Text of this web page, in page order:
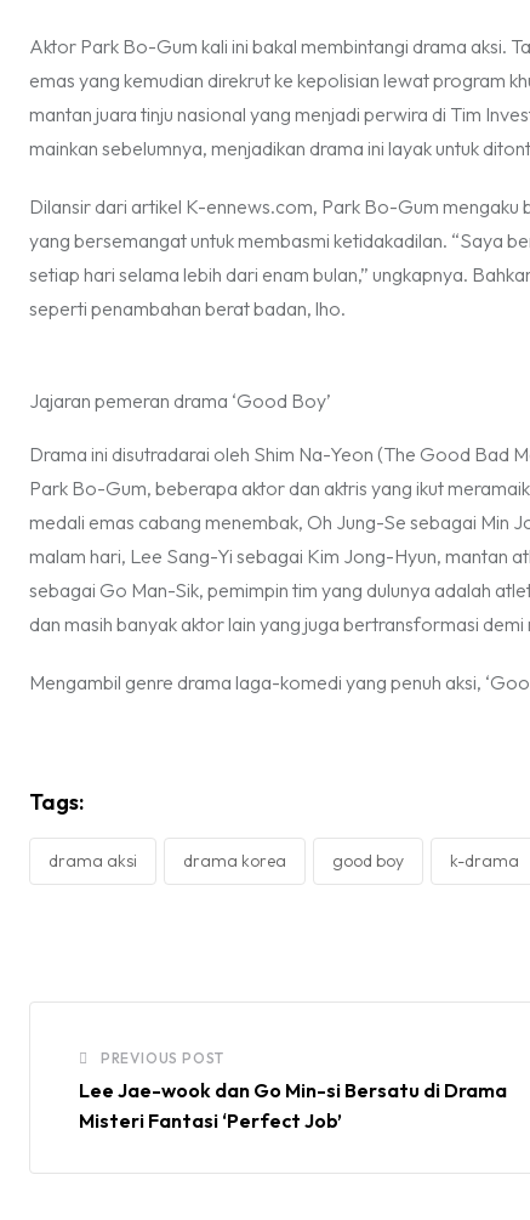
Aktor Park Bo-Gum kali ini bakal membintangi drama aksi.
emas yang kemudian direkrut ke kepolisian lewat program
mantan juara tinju nasional yang menjadi perwira di Tim
mainkan sebelumnya, menjadikan drama ini layak untuk
Dilansir dari artikel K-ennews.com, Park Bo-Gum mengaku
yang bersemangat untuk membasmi ketidakadilan. “Saya
setiap hari selama lebih dari enam bulan,” ungkapnya.
seperti penambahan berat badan, lho.
Jajaran pemeran drama ‘Good Boy’
Drama ini disutradarai oleh Shim Na-Yeon (The Good Bad
Park Bo-Gum, beberapa aktor dan aktris yang ikut
medali emas cabang menembak, Oh Jung-Se sebagai Min
malam hari, Lee Sang-Yi sebagai Kim Jong-Hyun, mantan
sebagai Go Man-Sik, pemimpin tim yang dulunya adalah
dan masih banyak aktor lain yang juga bertransformasi
Mengambil genre drama laga-komedi yang penuh aksi,
Tags:
drama aksi drama korea good boy k-drama
PREVIOUS POST
Lee Jae-wook dan Go Min-si Bersatu di Drama
Misteri Fantasi ‘Perfect Job’